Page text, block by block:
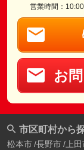
営業時間：
お
市区町村から
松本市 長野市 上田